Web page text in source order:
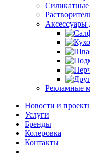
Аксессуары
Рекламные
Новости и
Услуги
Бренды
Колеровка
Контакты